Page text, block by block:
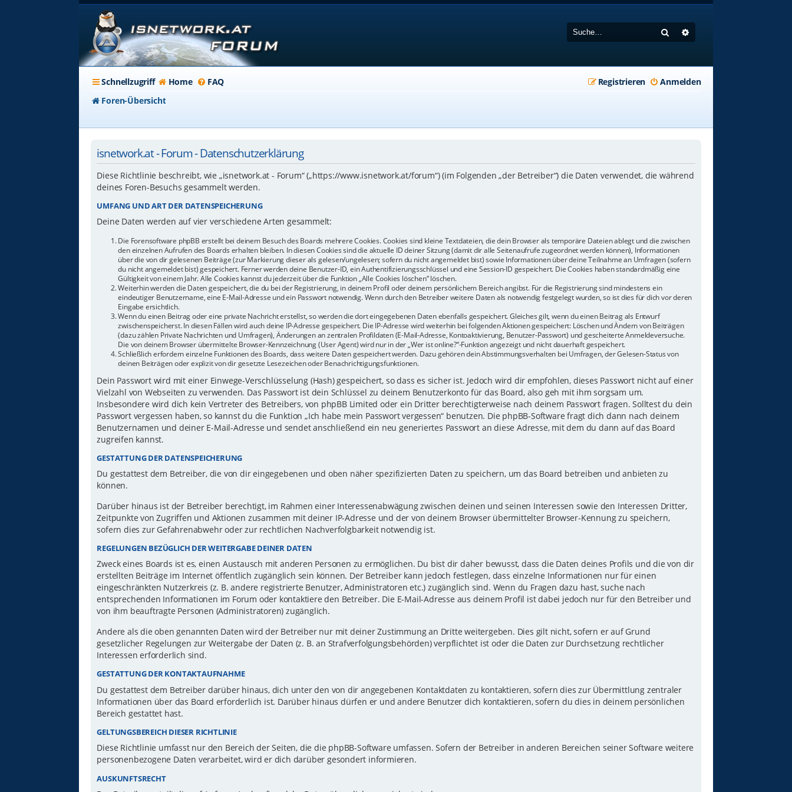
Suche
Schnellzugriff Home FAQ Anmelden
Registrieren
Foren-Übersicht
isnetwork.at - Forum - Datenschutzerklärung
Diese Richtlinie beschreibt, wie „isnetwork.at - Forum“ („https://www.isnetwork.at/forum“) (im Folgenden „der Betreiber“) die Daten verwendet, die während
deines Foren-Besuchs gesammelt werden.
UMFANG UND ART DER DATENSPEICHERUNG
Deine Daten werden auf vier verschiedene Arten gesammelt:
Die Forensoftware phpBB erstellt bei deinem Besuch des Boards mehrere Cookies. Cookies sind kleine Textdateien, die dein Browser als temporäre Dateien ablegt und die zwischen
den einzelnen Aufrufen des Boards erhalten bleiben. In diesen Cookies sind die aktuelle ID deiner Sitzung (damit dir alle Seitenaufrufe zugeordnet werden können), Informationen
über die von dir gelesenen Beiträge (zur Markierung dieser als gelesen/ungelesen; sofern du nicht angemeldet bist) sowie Informationen über deine Teilnahme an Umfragen (sofern
du nicht angemeldet bist) gespeichert. Ferner werden deine Benutzer-ID, ein Authentifizierungsschlüssel und eine Session-ID gespeichert. Die Cookies haben standardmäßig eine
Gültigkeit von einem Jahr. Alle Cookies kannst du jederzeit über die Funktion „Alle Cookies löschen“ löschen.
Weiterhin werden die Daten gespeichert, die du bei der Registrierung, in deinem Profil oder deinem persönlichem Bereich angibst. Für die Registrierung sind mindestens ein
eindeutiger Benutzername, eine E-Mail-Adresse und ein Passwort notwendig. Wenn durch den Betreiber weitere Daten als notwendig festgelegt wurden, so ist dies für dich vor deren
Eingabe ersichtlich.
Wenn du einen Beitrag oder eine private Nachricht erstellst, so werden die dort eingegebenen Daten ebenfalls gespeichert. Gleiches gilt, wenn du einen Beitrag als Entwurf
zwischenspeicherst. In diesen Fällen wird auch deine IP-Adresse gespeichert. Die IP-Adresse wird weiterhin bei folgenden Aktionen gespeichert: Löschen und Ändern von Beiträgen
(dazu zählen Private Nachrichten und Umfragen), Änderungen an zentralen Profildaten (E-Mail-Adresse, Kontoaktivierung, Benutzer-Passwort) und gescheiterte Anmeldeversuche.
Die von deinem Browser übermittelte Browser-Kennzeichnung (User Agent) wird nur in der „Wer ist online?“-Funktion angezeigt und nicht dauerhaft gespeichert.
Schließlich erfordern einzelne Funktionen des Boards, dass weitere Daten gespeichert werden. Dazu gehören dein Abstimmungsverhalten bei Umfragen, der Gelesen-Status von
deinen Beiträgen oder explizit von dir gesetzte Lesezeichen oder Benachrichtigungsfunktionen.
Dein Passwort wird mit einer Einwege-Verschlüsselung (Hash) gespeichert, so dass es sicher ist. Jedoch wird dir empfohlen, dieses Passwort nicht auf einer
Vielzahl von Webseiten zu verwenden. Das Passwort ist dein Schlüssel zu deinem Benutzerkonto für das Board, also geh mit ihm sorgsam um.
Insbesondere wird dich kein Vertreter des Betreibers, von phpBB Limited oder ein Dritter berechtigterweise nach deinem Passwort fragen. Solltest du dein
Passwort vergessen haben, so kannst du die Funktion „Ich habe mein Passwort vergessen“ benutzen. Die phpBB-Software fragt dich dann nach deinem
Benutzernamen und deiner E-Mail-Adresse und sendet anschließend ein neu generiertes Passwort an diese Adresse, mit dem du dann auf das Board
zugreifen kannst.
GESTATTUNG DER DATENSPEICHERUNG
Du gestattest dem Betreiber, die von dir eingegebenen und oben näher spezifizierten Daten zu speichern, um das Board betreiben und anbieten zu
können.
Darüber hinaus ist der Betreiber berechtigt, im Rahmen einer Interessenabwägung zwischen deinen und seinen Interessen sowie den Interessen Dritter,
Zeitpunkte von Zugriffen und Aktionen zusammen mit deiner IP-Adresse und der von deinem Browser übermittelter Browser-Kennung zu speichern,
sofern dies zur Gefahrenabwehr oder zur rechtlichen Nachverfolgbarkeit notwendig ist.
REGELUNGEN BEZÜGLICH DER WEITERGABE DEINER DATEN
Zweck eines Boards ist es, einen Austausch mit anderen Personen zu ermöglichen. Du bist dir daher bewusst, dass die Daten deines Profils und die von dir
erstellten Beiträge im Internet öffentlich zugänglich sein können. Der Betreiber kann jedoch festlegen, dass einzelne Informationen nur für einen
eingeschränkten Nutzerkreis (z. B. andere registrierte Benutzer, Administratoren etc.) zugänglich sind. Wenn du Fragen dazu hast, suche nach
entsprechenden Informationen im Forum oder kontaktiere den Betreiber. Die E-Mail-Adresse aus deinem Profil ist dabei jedoch nur für den Betreiber und
von ihm beauftragte Personen (Administratoren) zugänglich.
Andere als die oben genannten Daten wird der Betreiber nur mit deiner Zustimmung an Dritte weitergeben. Dies gilt nicht, sofern er auf Grund
gesetzlicher Regelungen zur Weitergabe der Daten (z. B. an Strafverfolgungsbehörden) verpflichtet ist oder die Daten zur Durchsetzung rechtlicher
Interessen erforderlich sind.
GESTATTUNG DER KONTAKTAUFNAHME
Du gestattest dem Betreiber darüber hinaus, dich unter den von dir angegebenen Kontaktdaten zu kontaktieren, sofern dies zur Übermittlung zentraler
Informationen über das Board erforderlich ist. Darüber hinaus dürfen er und andere Benutzer dich kontaktieren, sofern du dies in deinem persönlichen
Bereich gestattet hast.
GELTUNGSBEREICH DIESER RICHTLINIE
Diese Richtlinie umfasst nur den Bereich der Seiten, die die phpBB-Software umfassen. Sofern der Betreiber in anderen Bereichen seiner Software weitere
personenbezogene Daten verarbeitet, wird er dich darüber gesondert informieren.
AUSKUNFTSRECHT